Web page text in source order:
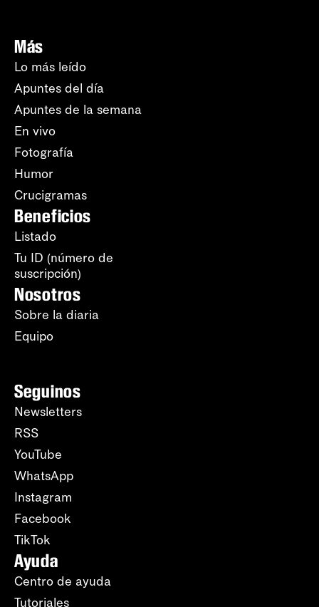
Más
Lo más leído
Apuntes del día
Apuntes de la semana
En vivo
Fotografía
Humor
Crucigramas
Beneficios
Listado
Tu ID (número de
suscripción)
Nosotros
Sobre la diaria
Equipo
Seguinos
Newsletters
RSS
YouTube
WhatsApp
Instagram
Facebook
TikTok
Ayuda
Centro de ayuda
Tutoriales